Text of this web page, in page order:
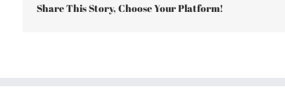
Share This Story, Choose Your Platform!